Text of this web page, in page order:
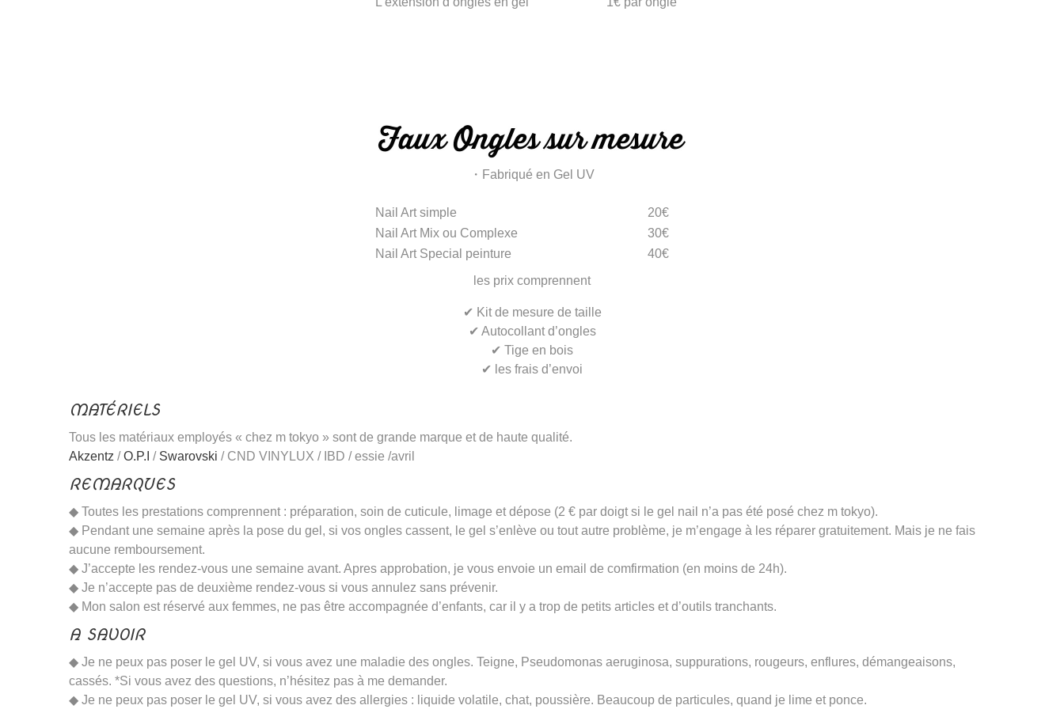
・Fabriqué en Gel UV
Nail Art simple
20€
Nail Art Mix ou Complexe
30€
Nail Art Special peinture
40€
les prix comprennent
✔︎ Kit de mesure de taille
✔︎ Autocollant d’ongles
✔︎ Tige en bois
✔︎ les frais d’envoi
MATÉRIELS
Tous les matériaux employés « chez m tokyo » sont de grande marque et de haute qualité.
Akzentz /O.P.I / Swarovski / CND VINYLUX / IBD / essie /avril
REMARQUES
◆ Toutes les prestations comprennent : préparation, soin de cuticule, limage et dépose (2 € par doigt si le gel nail n’a pas été posé chez m tokyo).
◆ Pendant une semaine après la pose du gel, si vos ongles cassent, le gel s’enlève ou tout autre problème, je m’engage à les réparer gratuitement. Mais je ne fais
aucune remboursement.
◆ J’accepte les rendez-vous une semaine avant. Apres approbation, je vous envoie un email de comfirmation (en moins de 24h).
◆ Je n’accepte pas de deuxième rendez-vous si vous annulez sans prévenir.
◆ Mon salon est réservé aux femmes, ne pas être accompagnée d’enfants, car il y a trop de petits articles et d’outils tranchants.
A SAVOIR
◆ Je ne peux pas poser le gel UV, si vous avez une maladie des ongles. Teigne, Pseudomonas aeruginosa, suppurations, rougeurs, enflures, démangeaisons,
cassés. *Si vous avez des questions, n’hésitez pas à me demander.
◆ Je ne peux pas poser le gel UV, si vous avez des allergies : liquide volatile, chat, poussière. Beaucoup de particules, quand je lime et ponce.